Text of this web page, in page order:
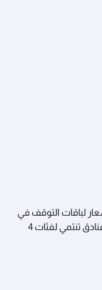
لباقات التوقف في
العالم بدءاً من 14 دولاراً أمريكياً للفرد، في فنادق تنتمي لفئات 4